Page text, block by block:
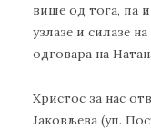
више од тога, па
узлазе и силазе
одговара на
Христос за нас
Јаковљева (уп.